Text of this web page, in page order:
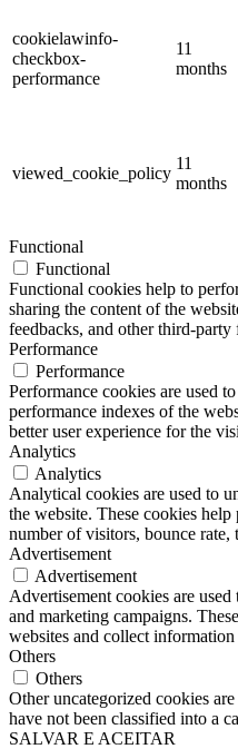
cookielawinfo-
checkbox-
performance
11
months
viewed_cookie_policy
11
months
Functional
Functional
Functional cookies help to
sharing the content of the
feedbacks, and other third-party
Performance
Performance
Performance cookies are used
performance indexes of the
better user experience for the
Analytics
Analytics
Analytical cookies are used to
the website. These cookies
number of visitors, bounce rate,
Advertisement
Advertisement
Advertisement cookies are
and marketing campaigns.
websites and collect
Others
Others
Other uncategorized cookies
have not been classified into a
SALVAR E ACEITAR